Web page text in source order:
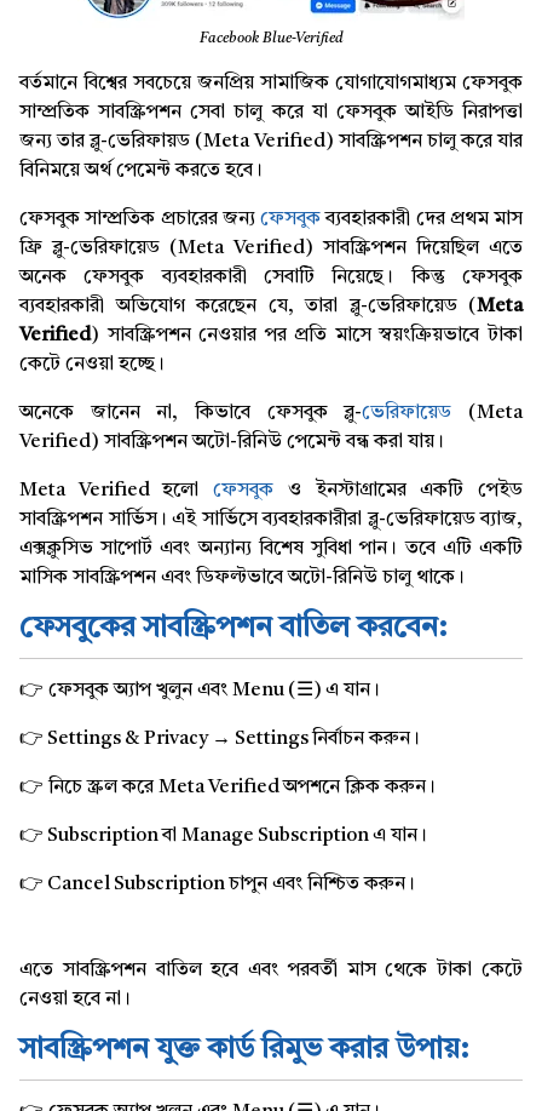
Facebook Blue-Verified
বর্তমানে বিশ্বের সবচেয়ে জনপ্রিয় সামাজিক যোগাযোগমাধ্যম ফেসবুক
সাম্প্রতিক সাবস্ক্রিপশন সেবা চালু করে যা ফেসবুক আইডি নিরাপত্তা
জন্য তার ব্লু-ভেরিফায়ড (Meta Verified) সাবস্ক্রিপশন চালু করে যার
বিনিময়ে অর্থ পেমেন্ট করতে হবে।
ফেসবুক সাম্প্রতিক প্রচারের জন্য ফেসবুকব্যবহারকারী দের প্রথম মাস
ফ্রি ব্লু-ভেরিফায়েড (Meta Verified) সাবস্ক্রিপশন দিয়েছিল এতে
অনেক ফেসবুক ব্যবহারকারী সেবাটি নিয়েছে। কিন্তু ফেসবুক
ব্যবহারকারী অভিযোগ করেছেন যে, তারা ব্লু-ভেরিফায়েড (Meta
Verified) সাবস্ক্রিপশন নেওয়ার পর প্রতি মাসে স্বয়ংক্রিয়ভাবে টাকা
কেটে নেওয়া হচ্ছে।
অনেকে জানেন না, কিভাবে ফেসবুক ব্লু-ভেরিফায়েড (Meta
Verified) সাবস্ক্রিপশন অটো-রিনিউ পেমেন্ট বন্ধ করা যায়।
Meta Verified হলোফেসবুক ও ইনস্টাগ্রামের একটি পেইড
সাবস্ক্রিপশন সার্ভিস। এই সার্ভিসে ব্যবহারকারীরা ব্লু-ভেরিফায়েড ব্যাজ,
এক্সক্লুসিভ সাপোর্ট এবং অন্যান্য বিশেষ সুবিধা পান। তবে এটি একটি
মাসিক সাবস্ক্রিপশন এবং ডিফল্টভাবে অটো-রিনিউ চালু থাকে।
ফেসবুকের সাবস্ক্রিপশন বাতিল করবেন:
👉 ফেসবুক অ্যাপ খুলুন এবং Menu (☰) এ যান।
👉 Settings & Privacy → Settings নির্বাচন করুন।
👉 নিচে স্ক্রল করে Meta Verified অপশনে ক্লিক করুন।
👉 Subscription বা Manage Subscription এ যান।
👉 Cancel Subscription চাপুন এবং নিশ্চিত করুন।
এতে সাবস্ক্রিপশন বাতিল হবে এবং পরবর্তী মাস থেকে টাকা কেটে
নেওয়া হবে না।
সাবস্ক্রিপশন যুক্ত কার্ড রিমুভ করার উপায়: